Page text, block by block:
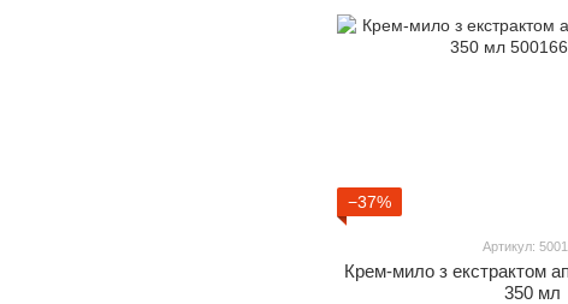
−37%
Артикул:
Крем-мило з екстрактом
350 мл